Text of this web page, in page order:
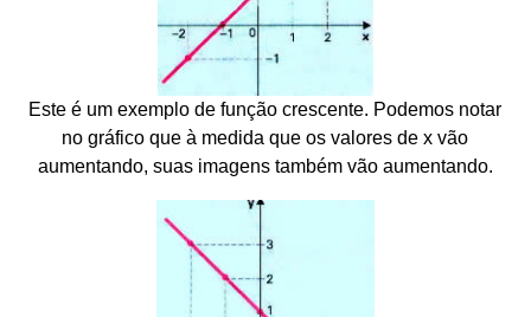
Este é um exemplo de função crescente. Podemos notar
no gráfico que à medida que os valores de x vão
aumentando, suas imagens também vão aumentando.